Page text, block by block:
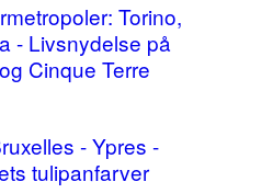
Torino,
- Livsnydelse på
Cinque Terre
- Ypres -
tulipanfarver